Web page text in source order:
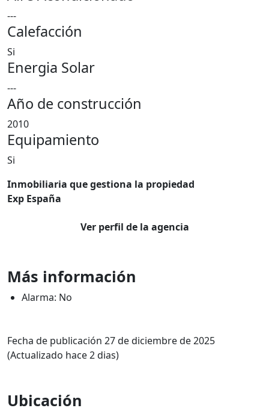
---
Calefacción
Si
Energia Solar
---
Año de construcción
2010
Equipamiento
Si
Inmobiliaria que gestiona la propiedad
Exp España
Ver perfil de la agencia
Más información
Alarma: No
Fecha de publicación 27 de diciembre de 2025
(Actualizado hace 2 dias)
Ubicación